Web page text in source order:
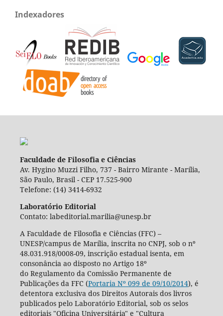
Indexadores
Faculdade de Filosofia e Ciências
Av. Hygino Muzzi Filho, 737 - Bairro Mirante - Marília,
São Paulo, Brasil - CEP 17.525-900
Telefone: (14) 3414-6932
Laboratório Editorial
Contato: labeditorial.marilia@unesp.br
A Faculdade de Filosofia e Ciências (FFC) –
UNESP/campus de Marília, inscrita no CNPJ, sob o nº
48.031.918/0008-09, inscrição estadual isenta, em
consonância ao disposto no Artigo 18º
do Regulamento da Comissão Permanente de
Publicações da FFC (Portaria Nº 099 de 09/10/2014), é
detentora exclusiva dos Direitos Autorais dos livros
publicados pelo Laboratório Editorial, sob os selos
editoriais "Oficina Universitária" e "Cultura